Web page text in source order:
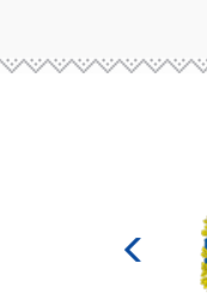
Министерство
культуры
Российской